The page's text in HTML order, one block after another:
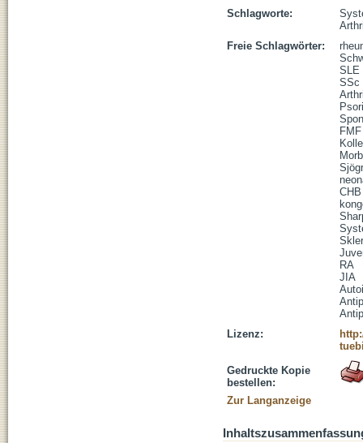
Schlagworte:
Freie Schlagwörter:
SLE
SSc
FMF
CHB
RA
JIA
Lizenz:
Gedruckte Kopie
bestellen:
Zur Langanzeige